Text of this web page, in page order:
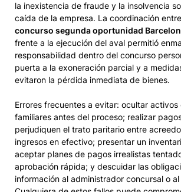
la inexistencia de fraude y la insolvencia
caída de la empresa. La coordinación
concurso segunda oportunidad
frente a la ejecución del aval permitió
responsabilidad dentro del concurso
puerta a la exoneración parcial y a
evitaron la pérdida inmediata de bienes.
Errores frecuentes a evitar: ocultar activos
familiares antes del proceso; realizar
perjudiquen el trato paritario entre
ingresos en efectivo; presentar un
aceptar planes de pagos irrealistas
aprobación rápida; y descuidar las
información al administrador concursal o